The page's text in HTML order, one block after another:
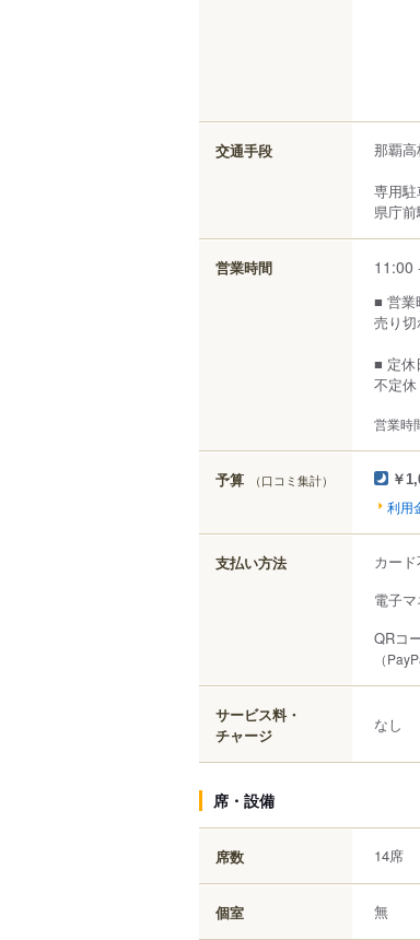
交通手段
那覇高
専用駐
県庁
営業時間 11:00
■ 営業
売り切
■ 定休
不定休
営業時
予算 （口コミ集計） ￥
利用
支払い方法
カー
電子
QRコ
（
サービス料・
チャージ
なし
席・設備
席数 14席
個室 無